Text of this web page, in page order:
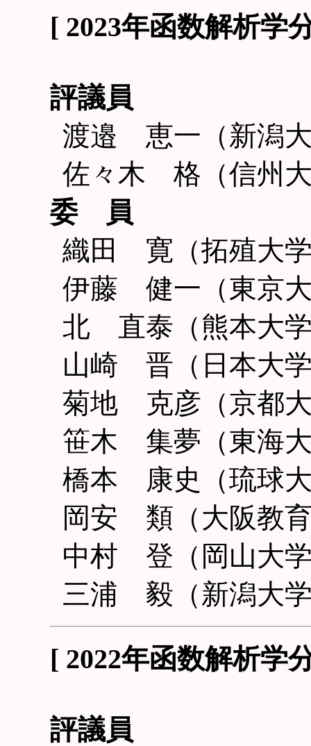
[ 2023年函数解析
評議員
渡邉 恵一（新潟
佐々木 格（信州
委 員
織田 寛（拓殖大
伊藤 健一（東京
北 直泰（熊本大
山崎 晋（日本大
菊地 克彦（京都
笹木 集夢（東海
橋本 康史（琉球
岡安 類（大阪教
中村 登（岡山大
三浦 毅（新潟大
[ 2022年函数解析
評議員